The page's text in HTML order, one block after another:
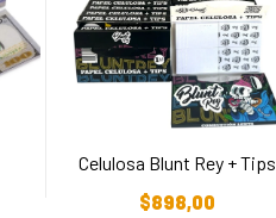
Celulosa Blunt Rey + Tips
$898,00